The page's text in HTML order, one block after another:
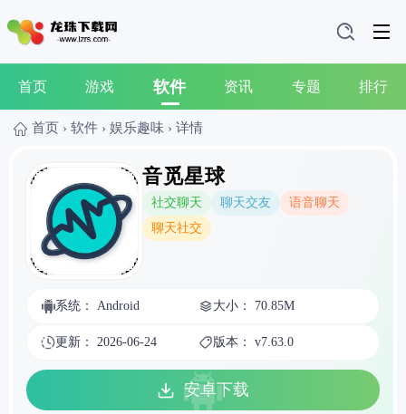
首页 游戏 软件 资讯 专题 排行
首页 › 软件 › 娱乐趣味 › 详情
音觅星球
社交聊天 聊天交友
语音聊天
聊天社交
系统： Android 大小： 70.85M
更新： 2026-06-24 版本： v7.63.0
安卓下载